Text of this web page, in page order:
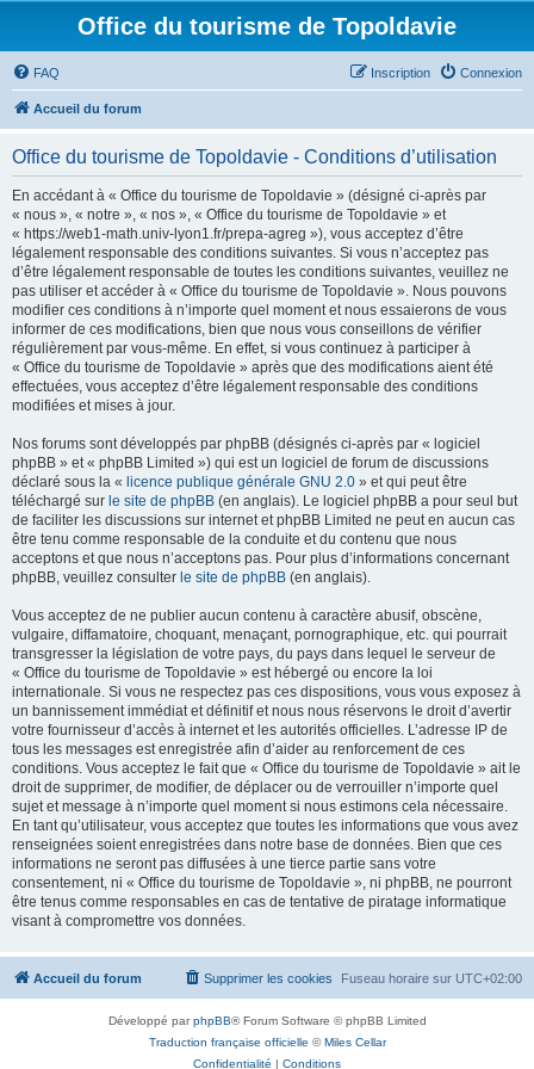
Office du tourisme de Topoldavie
FAQ Connexion
Inscription
Accueil du forum
Office du tourisme de Topoldavie - Conditions d’utilisation
En accédant à « Office du tourisme de Topoldavie » (désigné ci-après par
« nous », « notre », « nos », « Office du tourisme de Topoldavie » et
« https://web1-math.univ-lyon1.fr/prepa-agreg »), vous acceptez d’être
légalement responsable des conditions suivantes. Si vous n’acceptez pas
d’être légalement responsable de toutes les conditions suivantes, veuillez ne
pas utiliser et accéder à « Office du tourisme de Topoldavie ». Nous pouvons
modifier ces conditions à n’importe quel moment et nous essaierons de vous
informer de ces modifications, bien que nous vous conseillons de vérifier
régulièrement par vous-même. En effet, si vous continuez à participer à
« Office du tourisme de Topoldavie » après que des modifications aient été
effectuées, vous acceptez d’être légalement responsable des conditions
modifiées et mises à jour.
Nos forums sont développés par phpBB (désignés ci-après par « logiciel
phpBB » et « phpBB Limited ») qui est un logiciel de forum de discussions
déclaré sous la « licence publique générale GNU 2.0 » et qui peut être
téléchargé sur le site de phpBB (en anglais). Le logiciel phpBB a pour seul but
de faciliter les discussions sur internet et phpBB Limited ne peut en aucun cas
être tenu comme responsable de la conduite et du contenu que nous
acceptons et que nous n’acceptons pas. Pour plus d’informations concernant
phpBB, veuillez consulter le site de phpBB (en anglais).
Vous acceptez de ne publier aucun contenu à caractère abusif, obscène,
vulgaire, diffamatoire, choquant, menaçant, pornographique, etc. qui pourrait
transgresser la législation de votre pays, du pays dans lequel le serveur de
« Office du tourisme de Topoldavie » est hébergé ou encore la loi
internationale. Si vous ne respectez pas ces dispositions, vous vous exposez à
un bannissement immédiat et définitif et nous nous réservons le droit d’avertir
votre fournisseur d’accès à internet et les autorités officielles. L’adresse IP de
tous les messages est enregistrée afin d’aider au renforcement de ces
conditions. Vous acceptez le fait que « Office du tourisme de Topoldavie » ait le
droit de supprimer, de modifier, de déplacer ou de verrouiller n’importe quel
sujet et message à n’importe quel moment si nous estimons cela nécessaire.
En tant qu’utilisateur, vous acceptez que toutes les informations que vous avez
renseignées soient enregistrées dans notre base de données. Bien que ces
informations ne seront pas diffusées à une tierce partie sans votre
consentement, ni « Office du tourisme de Topoldavie », ni phpBB, ne pourront
être tenus comme responsables en cas de tentative de piratage informatique
visant à compromettre vos données.
Accueil du forum Fuseau horaire sur UTC+02:00
Supprimer les cookies
Développé parphpBB® Forum Software © phpBB Limited
Traduction française officielle ©Miles Cellar
Confidentialité | Conditions